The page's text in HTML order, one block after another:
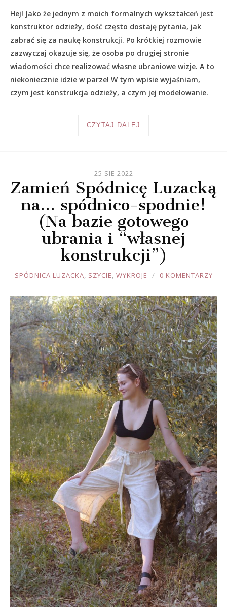
Hej! Jako że jednym z moich formalnych wykształceń jest
konstruktor odzieży, dość często dostaję pytania, jak
zabrać się za naukę konstrukcji. Po krótkiej rozmowie
zazwyczaj okazuje się, że osoba po drugiej stronie
wiadomości chce realizować własne ubraniowe wizje. A to
niekoniecznie idzie w parze! W tym wpisie wyjaśniam,
czym jest konstrukcja odzieży, a czym jej modelowanie.
CZYTAJ DALEJ
25 SIE 2022
Zamień Spódnicę Luzacką
na… spódnico-spodnie!
(Na bazie gotowego
ubrania i “własnej
konstrukcji”)
JOULE
SPÓDNICA LUZACKA, SZYCIE, WYKROJE 0 KOMENTARZY